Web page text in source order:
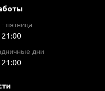
пятница
дни